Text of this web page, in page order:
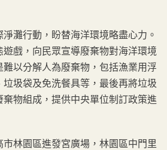
灘行動，盼替海洋環境略盡心力。
遊戲，向民眾宣導廢棄物對海洋環境
以分解人為廢棄物，包括漁業用浮
圾袋及免洗餐具等，最後再將垃圾
物組成，提供中央單位制訂政策進
市林園區進發宮廣場，林園區中門里